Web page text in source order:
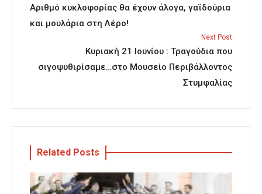
Αριθμό κυκλοφορίας θα έχουν άλογα, γαϊδούρια
και μουλάρια στη Λέρο!
Next Post
Κυριακή 21 Ιουνίου : Τραγούδια που
σιγοψυθιρίσαμε…στο Μουσείο Περιβάλλοντος
Στυμφαλίας
Related Posts